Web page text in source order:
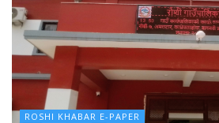
ROSHI KHABAR E-PAPER